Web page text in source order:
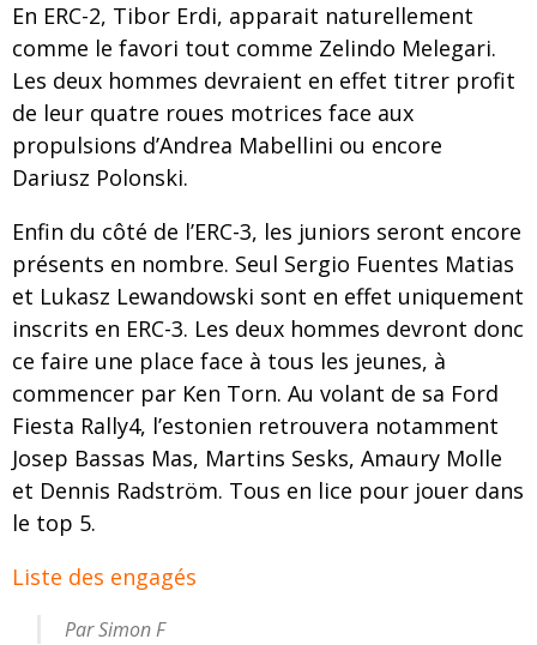
En ERC-2, Tibor Erdi, apparait naturellement
comme le favori tout comme Zelindo Melegari.
Les deux hommes devraient en effet titrer profit
de leur quatre roues motrices face aux
propulsions d’Andrea Mabellini ou encore
Dariusz Polonski.
Enfin du côté de l’ERC-3, les juniors seront encore
présents en nombre. Seul Sergio Fuentes Matias
et Lukasz Lewandowski sont en effet uniquement
inscrits en ERC-3. Les deux hommes devront donc
ce faire une place face à tous les jeunes, à
commencer par Ken Torn. Au volant de sa Ford
Fiesta Rally4, l’estonien retrouvera notamment
Josep Bassas Mas, Martins Sesks, Amaury Molle
et Dennis Radström. Tous en lice pour jouer dans
le top 5.
Liste des engagés
Par Simon F